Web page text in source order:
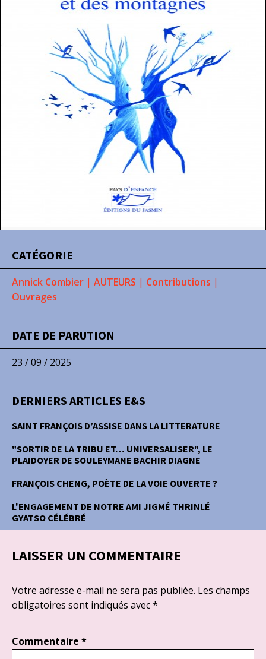
CATÉGORIE
Annick Combier | AUTEURS | Contributions |
Ouvrages
DATE DE PARUTION
23 / 09 / 2025
DERNIERS ARTICLES E&S
SAINT FRANÇOIS D’ASSISE DANS LA LITTERATURE
"SORTIR DE LA TRIBU ET… UNIVERSALISER", LE
PLAIDOYER DE SOULEYMANE BACHIR DIAGNE
FRANÇOIS CHENG, POÈTE DE LA VOIE OUVERTE ?
L'ENGAGEMENT DE NOTRE AMI JIGMÉ THRINLÉ
GYATSO CÉLÉBRÉ
LAISSER UN COMMENTAIRE
Votre adresse e-mail ne sera pas publiée. Les champs
obligatoires sont indiqués avec*
Commentaire *